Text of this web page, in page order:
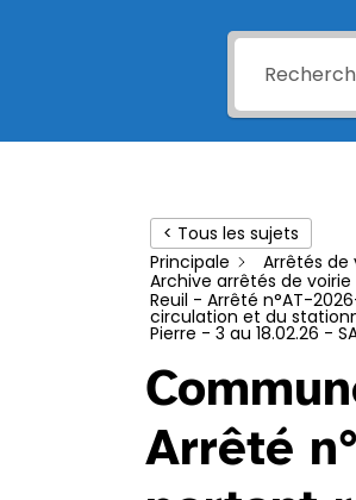
< Tous les sujets
Principale
Arrêtés de
Archive arrêtés de
Reuil - Arrêté n°AT-
circulation et du
Pierre - 3 au 18.02.26 -
Arrêté